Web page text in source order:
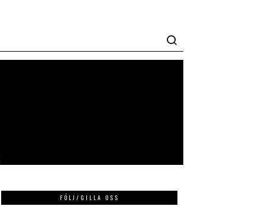
FÖLJ/GILLA OSS